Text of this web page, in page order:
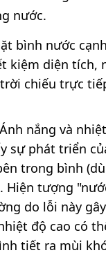
nước.
bình nước
kiệm diện tích,
chiếu trực
Ánh nắng và
sự phát triển
trong bình
Hiện tượng
do lỗi này
độ cao có
tiết ra mùi